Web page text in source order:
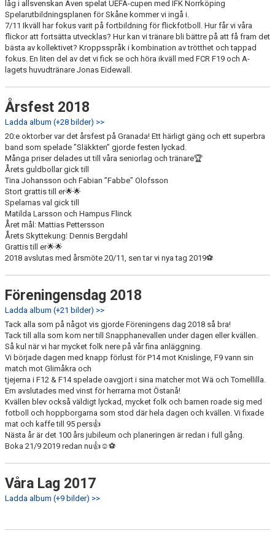
låg i allsvenskan Även spelat UEFA-cupen med IFK Norrköping
Spelarutbildningsplanen för Skåne kommer vi ingå i.
7/11 Ikväll har fokus varit på fortbildning för flickfotboll. Hur får vi våra
flickor att fortsätta utvecklas? Hur kan vi tränare bli bättre på att få fram det
bästa av kollektivet? Kroppsspråk i kombination av trötthet och tappad
fokus. En liten del av det vi fick se och höra ikväll med FCR F19 och A-
lagets huvudtränare Jonas Eidewall.
Årsfest 2018
Ladda album (+28 bilder) >>
20:e oktorber var det årsfest på Granada! Ett härligt gäng och ett superbra
band som spelade ”Släkkten” gjorde festen lyckad.
Många priser delades ut till våra seniorlag och tränare🏆
Årets guldbollar gick till
Tina Johansson och Fabian ”Fabbe” Olofsson
Stort grattis till er🌟🌟
Spelarnas val gick till
Matilda Larsson och Hampus Flinck
Året mål: Mattias Pettersson
Årets Skyttekung: Dennis Bergdahl
Grattis till er🌟🌟
2018 avslutas med årsmöte 20/11, sen tar vi nya tag 2019⚽️
Föreningensdag 2018
Ladda album (+21 bilder) >>
Tack alla som på något vis gjorde Föreningens dag 2018 så bra!
Tack till alla som kom ner till Snapphanevallen under dagen eller kvällen.
Så kul när vi har mycket folk nere på vår fina anläggning.
Vi började dagen med knapp förlust för P14 mot Knislinge, F9 vann sin
match mot Glimåkra och
tjejerna i F12 & F14 spelade oavgjort i sina matcher mot Wä och Tomellilla.
Em avslutades med vinst för herrarna mot Östanå!
Kvällen blev också väldigt lyckad, mycket folk och barnen roade sig med
fotboll och hoppborgarna som stod där hela dagen och kvällen. Vi fixade
mat och kaffe till 95 pers👍
Nästa år är det 100 års jubileum och planeringen är redan i full gång.
Boka 21/9 2019 redan nu👍☺️⚽️
Våra Lag 2017
Ladda album (+9 bilder) >>